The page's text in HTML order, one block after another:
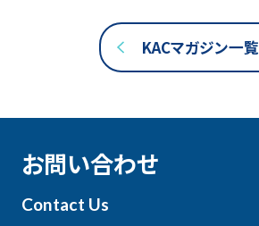
KACマガジン一覧
お問い合わせ
Contact Us